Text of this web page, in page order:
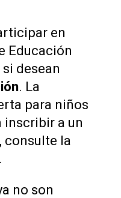
en
Educación
desean
. La
para niños
inscribir a un
consulte la
no son